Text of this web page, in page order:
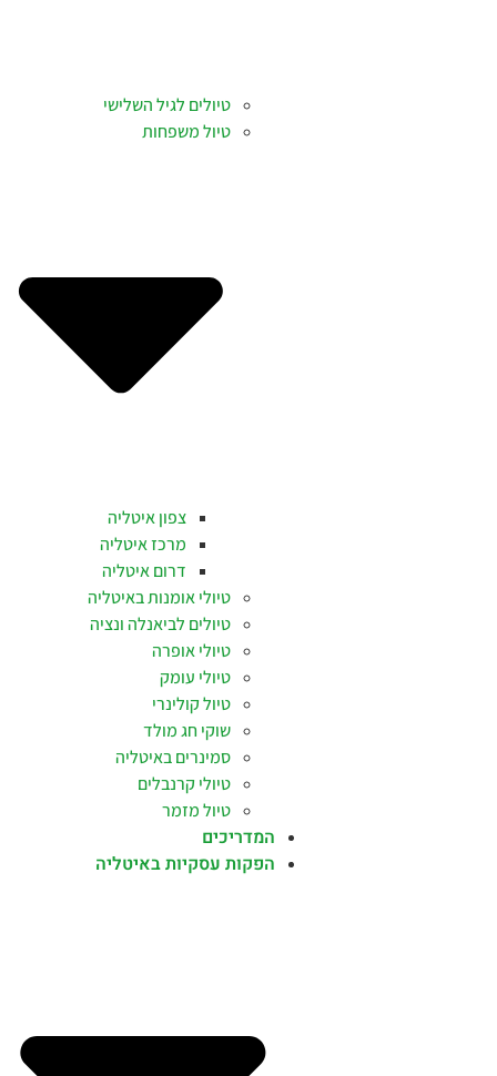
טיולים לגיל השלישי
טיול משפחות
צפון איטליה
מרכז איטליה
דרום איטליה
טיולי אומנות באיטליה
טיולים לביאנלה ונציה
טיולי אופרה
טיולי עומק
טיול קולינרי
שוקי חג מולד
סמינרים באיטליה
טיולי קרנבלים
טיול מזמר
המדריכים
הפקות עסקיות באיטליה